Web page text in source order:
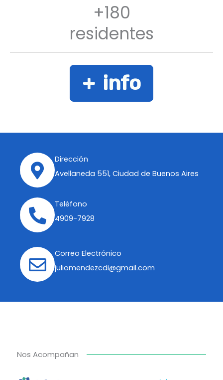
+180
residentes
+ info
Dirección
Avellaneda 551, Ciudad de Buenos Aires
Teléfono
4909-7928
Correo Electrónico
juliomendezcdi@gmail.com
Nos Acompañan